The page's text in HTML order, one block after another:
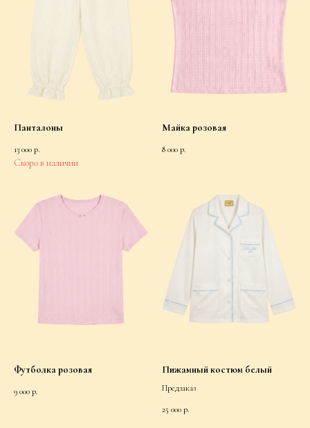
Панталоны
13 000 р.
Майка розовая
8 000 р.
Футболка розовая
9 000 р.
Пижамный костюм белый
Предзаказ
25 000 р.